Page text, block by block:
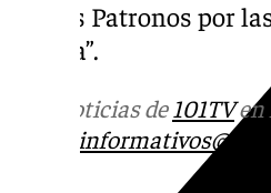
Santos Patronos por
la feria”.
Más noticias de 101TVen